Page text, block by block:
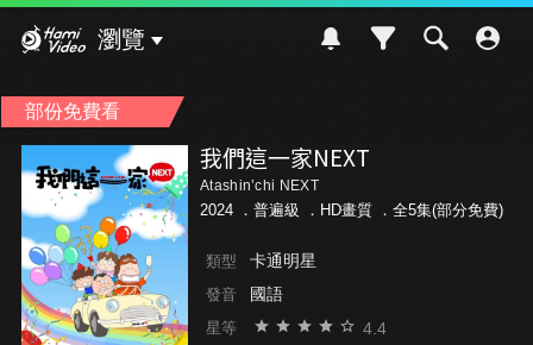
瀏覽
部份免費看
我們這一家NEXT
Atashin’chi NEXT
2024 ． 普遍級 ．HD畫質 ．全5集(部分免費)
類型 卡通明星
發音 國語
星等 4.4